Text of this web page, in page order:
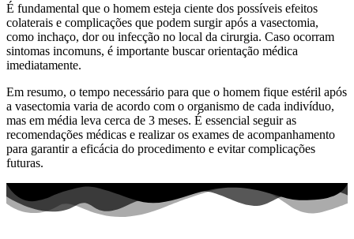
É fundamental que o homem esteja ciente dos possíveis efeitos
colaterais e complicações que podem surgir após a vasectomia,
como inchaço, dor ou infecção no local da cirurgia. Caso ocorram
sintomas incomuns, é importante buscar orientação médica
imediatamente.
Em resumo, o tempo necessário para que o homem fique estéril após
a vasectomia varia de acordo com o organismo de cada indivíduo,
mas em média leva cerca de 3 meses. É essencial seguir as
recomendações médicas e realizar os exames de acompanhamento
para garantir a eficácia do procedimento e evitar complicações
futuras.